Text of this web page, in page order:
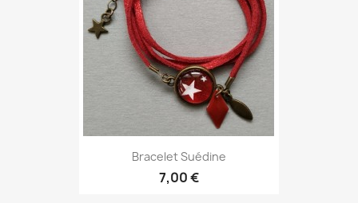
Bracelet Suédine
7,00 €